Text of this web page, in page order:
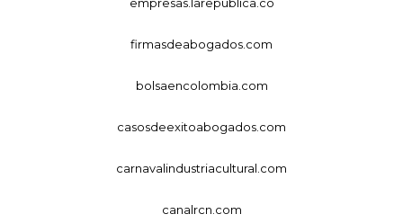
firmasdeabogados.com
bolsaencolombia.com
casosdeexitoabogados.com
carnavalindustriacultural.com
canalrcn.com